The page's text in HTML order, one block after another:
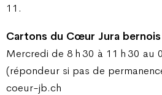
11.
Cartons du Cœur Jura bernois
Mercredi de 8 h 30 à 11 h 30 au
(répondeur si pas de
coeur-jb.ch